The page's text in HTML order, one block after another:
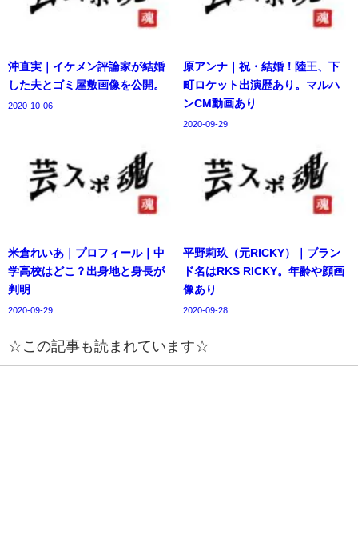
沖直実｜イケメン評論家が結婚
した夫とゴミ屋敷画像を公開。
2020-10-06
原アンナ｜祝・結婚！陸王、下
町ロケット出演歴あり。マルハ
ンCM動画あり
2020-09-29
米倉れいあ｜プロフィール｜中
学高校はどこ？出身地と身長が
判明
2020-09-29
平野莉玖（元RICKY）｜ブラン
ド名はRKS RICKY。年齢や顔画
像あり
2020-09-28
☆この記事も読まれています☆